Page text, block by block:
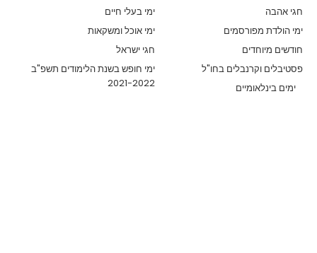
ימי בעלי חיים
חגי אהבה
ימי אוכל ומשקאות
ימי הולדת מפורסמים
חגי ישראל
חודשים מיוחדים
ימי חופש בשנת הלימודים תשפ"ב
2021-2022
פסטיבלים וקרנבלים בחו"ל
ימים בינלאומיים